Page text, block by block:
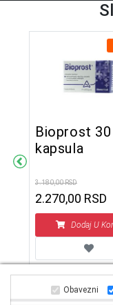
Bioprost 30
kapsula
3.180,00 RSD
2.270,00 RSD
Dodaj U
Obavezni